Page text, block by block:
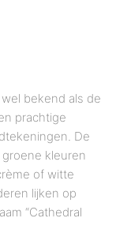
bekend als de
prachtige
De
kleuren
of witte
lijken op
“Cathedral